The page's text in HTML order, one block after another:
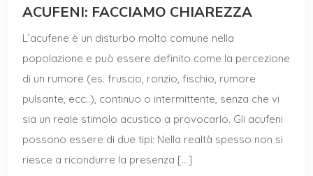
ACUFENI: FACCIAMO CHIAREZZA
L’acufene è un disturbo molto comune nella
popolazione e può essere definito come la percezione
di un rumore (es. fruscio, ronzio, fischio, rumore
pulsante, ecc..), continuo o intermittente, senza che vi
sia un reale stimolo acustico a provocarlo. Gli acufeni
possono essere di due tipi: Nella realtà spesso non si
riesce a ricondurre la presenza […]